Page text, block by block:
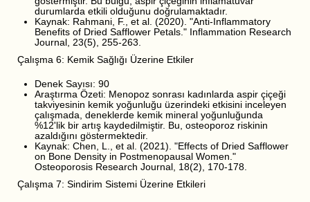
durumlarda etkili olduğunu doğrulamaktadır.
Kaynak: Rahmani, F., et al. (2020). "Anti-Inflammatory
Benefits of Dried Safflower Petals." Inflammation Research
Journal, 23(5), 255-263.
Çalışma 6: Kemik Sağlığı Üzerine Etkiler
Denek Sayısı: 90
Araştırma Özeti: Menopoz sonrası kadınlarda aspir çiçeği
takviyesinin kemik yoğunluğu üzerindeki etkisini inceleyen
çalışmada, deneklerde kemik mineral yoğunluğunda
%12'lik bir artış kaydedilmiştir. Bu, osteoporoz riskinin
azaldığını göstermektedir.
Kaynak: Chen, L., et al. (2021). "Effects of Dried Safflower
on Bone Density in Postmenopausal Women."
Osteoporosis Research Journal, 18(2), 170-178.
Çalışma 7: Sindirim Sistemi Üzerine Etkileri